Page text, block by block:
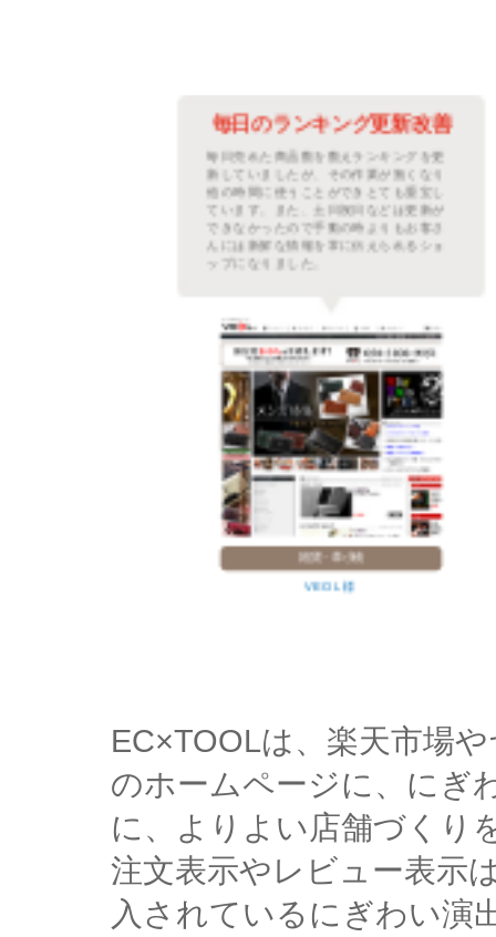
毎日のランキング更新改善
毎日売れた商品数を数えランキングを更
新していましたが、その作業が無くなり
他の時間に使うことができとても重宝し
ています。また、土日祝日などは更新が
できなかったので手動の時よりもお客さ
んには新鮮な情報を常に伝えられるショ
ップになりました。
雑貨・革小物
VEOL 様
EC×TOOLは、楽天市場
のホームページに、にぎ
に、よりよい店舗づくり
注文表示やレビュー表示
入されているにぎわい演